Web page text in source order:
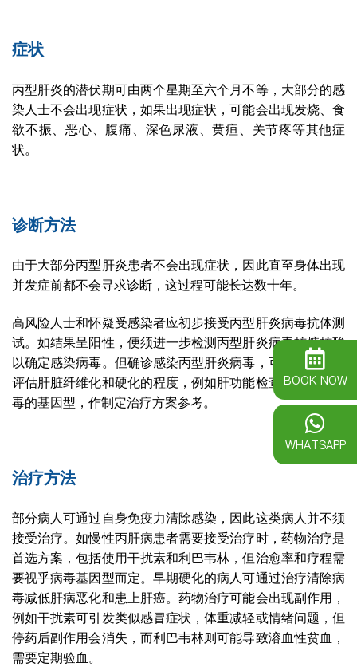
症状
丙型肝炎的潜伏期可由两个星期至六个月不等，大部分的感
染人士不会出现症状，如果出现症状，可能会出现发烧、食
欲不振、恶心、腹痛、深色尿液、黄疸、关节疼等其他症
状。
诊断方法
由于大部分丙型肝炎患者不会出现症状，因此直至身体出现
并发症前都不会寻求诊断，这过程可能长达数十年。
高风险人士和怀疑受感染者应初步接受丙型肝炎病毒抗体测
试。如结果呈阳性，便须进一步检测丙型肝炎病毒核糖核酸
以确定感染病毒。但确诊感染丙型肝炎病毒，可能需要通过
评估肝脏纤维化和硬化的程度，例如肝功能检查，并检测病
毒的基因型，作制定治疗方案参考。
治疗方法
部分病人可通过自身免疫力清除感染，因此这类病人并不须
接受治疗。如慢性丙肝病患者需要接受治疗时，药物治疗是
首选方案，包括使用干扰素和利巴韦林，但治愈率和疗程需
要视乎病毒基因型而定。早期硬化的病人可通过治疗清除病
毒减低肝病恶化和患上肝癌。药物治疗可能会出现副作用，
例如干扰素可引发类似感冒症状，体重减轻或情绪问题，但
停药后副作用会消失，而利巴韦林则可能导致溶血性贫血，
需要定期验血。
BOOK NOW
WHATSAPP